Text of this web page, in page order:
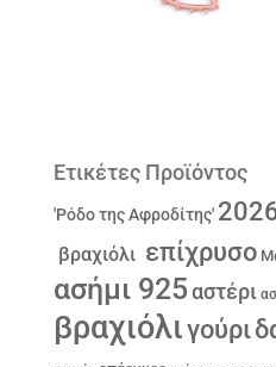
Ετικέτες Προϊόντος
'Ρόδο της Αφροδίτης'
βραχιόλι επίχρυσο
ασήμι 925αστέρι
βραχιόλιγούρι